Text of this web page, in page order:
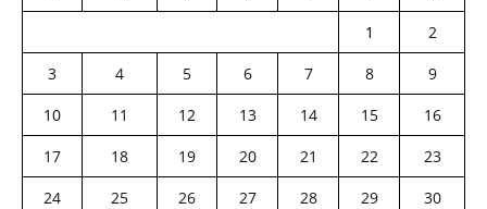
1
2
3
4 5 6 7 8
9
10
11 12 13 14 15
16
17
18 19 20 21 22
23
24
25 26 27 28 29
30